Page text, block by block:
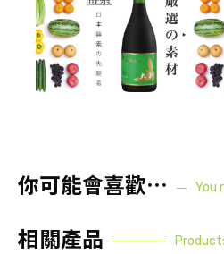
你可能會喜歡⋯ You
相關產品